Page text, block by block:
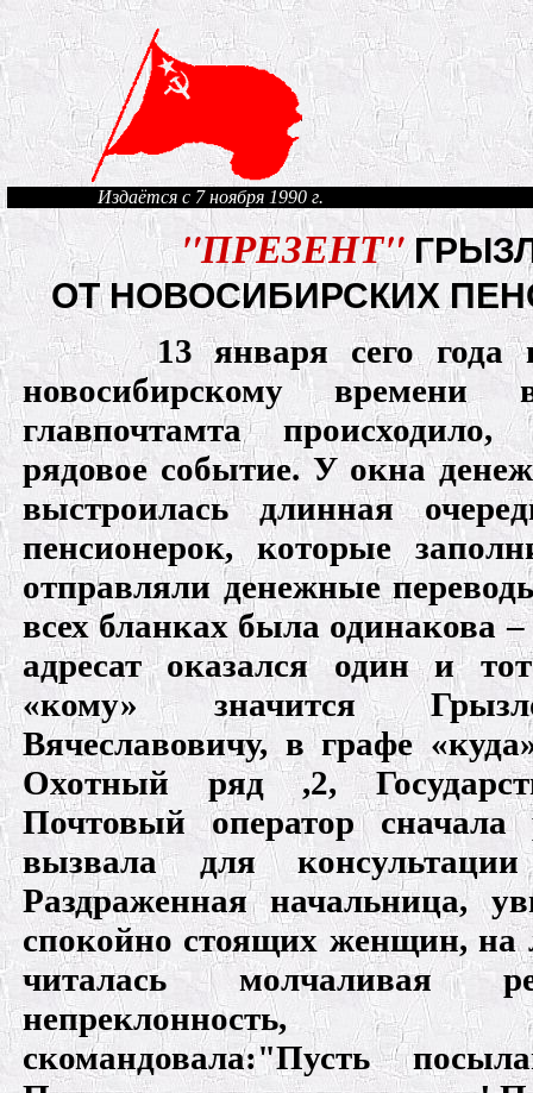
Издаётся с 7 ноября 1990 г.
"ПРЕЗЕНТ"
ОТ НОВОСИБИРСКИХ
13 января сего
новосибирскому времени
главпочтамта
рядовое событие. У окна
выстроилась длинная
пенсионерок, которые
отправляли денежные
всех бланках была одинакова
адресат оказался один и
«кому» значится
Вячеславовичу, в графе
Охотный ряд ,2,
Почтовый оператор сначала
вызвала для
Раздраженная начальница,
спокойно стоящих женщин, на
читалась молчаливая
непреклонность,
скомандовала:"Пусть